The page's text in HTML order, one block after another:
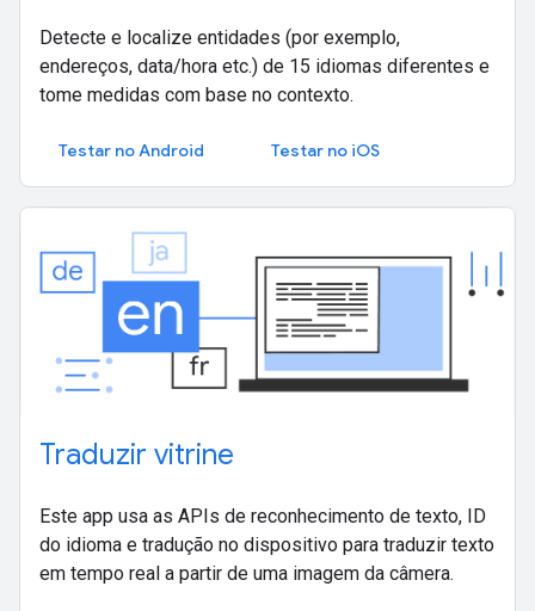
Detecte e localize entidades (por exemplo,
endereços, data/hora etc.) de 15 idiomas diferentes e
tome medidas com base no contexto.
Testar no Android Testar no iOS
Traduzir vitrine
Este app usa as APIs de reconhecimento de texto, ID
do idioma e tradução no dispositivo para traduzir texto
em tempo real a partir de uma imagem da câmera.